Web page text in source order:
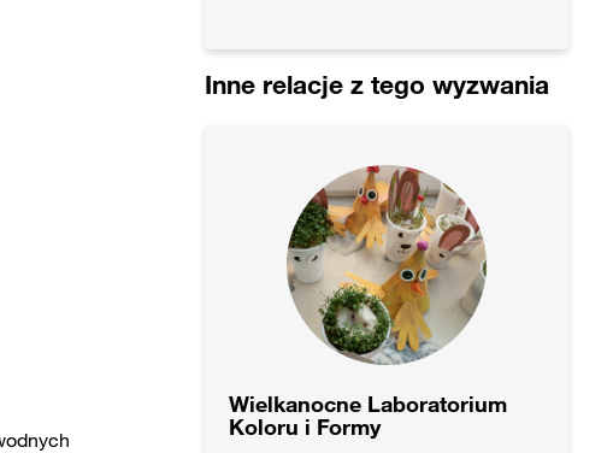
Inne relacje z tego wyzwania
Wielkanocne Laboratorium
Koloru i Formy